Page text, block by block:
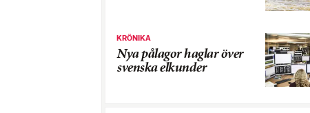
KRÖNIKA
Nya pålagor haglar över
svenska elkunder